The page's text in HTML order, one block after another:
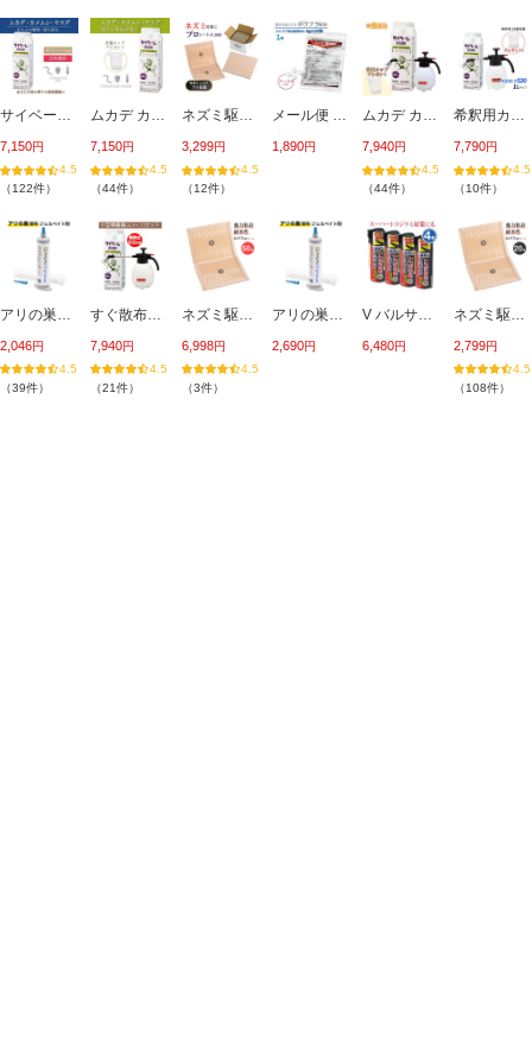
サイベーレ0.5SC 900ml ムカデ駆除 ヤスデ カメムシ サイベーレ 液体 殺虫剤 害虫駆除 地面 外壁 塀を登るヤスデ駆除 壁に止まるカメムシ駆除 カマドウマ
7,150
122
ムカデ カメムシ ヤスデ駆除 サイベーレ0.5SC 900ml 計量カップ付き 希釈用 セアカゴケグモ アリ ゲジゲジ ダンゴムシ サイベーレ液体 殺虫剤
7,150
44
ネズミ駆除 ネズミ捕り ねばねばシート プロシートA 20枚 日本製 ネズミ捕りシート ねずみ捕まえるシート 鼠駆除 送料込み ねずみ取り 平らなネズミホイホイ
3,299
12
メール便 送料込 ボウフラ駆除 スミラブ発泡錠剤SES 1g×50錠/袋 蚊の幼虫 ボウフラ駆除 発生源 蚊退治 錠剤 投げ込み チカイエカ対策に 第2類医薬品
1,890
ムカデ カメムシ駆除 殺虫剤 噴霧器セット サイベーレ0.5SC 900ml 小型噴霧器#530(2リッター用) 希釈用 計量カップ付き 庭 玄関周り アリ ヤスデ駆除
7,940
44
希釈用カップ付き サイベーレ0.5SC 900ml 小型噴霧器#520(1リッタータイプ) ムカデ駆除 ヤスデ カメムシ駆除 玄関周り 庭 外壁 アリ ゲジ カマドウマ 駆除
7,790
10
2,046
39
7,940
21
ネズミ駆除 ネズミ捕り 粘着シート プロシートA 50枚 ネズミ捕りシート ネバネバ とりもち 強力粘着 日本製 ネズミ捕まえる 糊ねばねば
6,998
3
2,690 6,480
ネズミ駆除 ネズミ捕り 粘着シート プロシートA 20枚 日本製 お求めやすい20枚入 ネズミ捕りシート ねずみ捕まえるシート 鼠 ねずみ取り 平らなネズミホイホイ
2,799
108